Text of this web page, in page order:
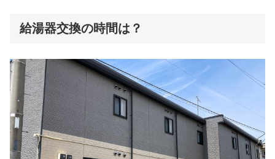
給湯器交換の時間は？